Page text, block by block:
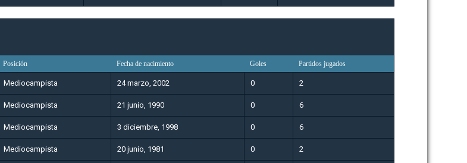
Posición Fecha de nacimiento Goles Partidos jugados
Mediocampista 24 marzo, 2002 0 2
Mediocampista 21 junio, 1990 0 6
Mediocampista 3 diciembre, 1998 0 6
Mediocampista 20 junio, 1981 0 2